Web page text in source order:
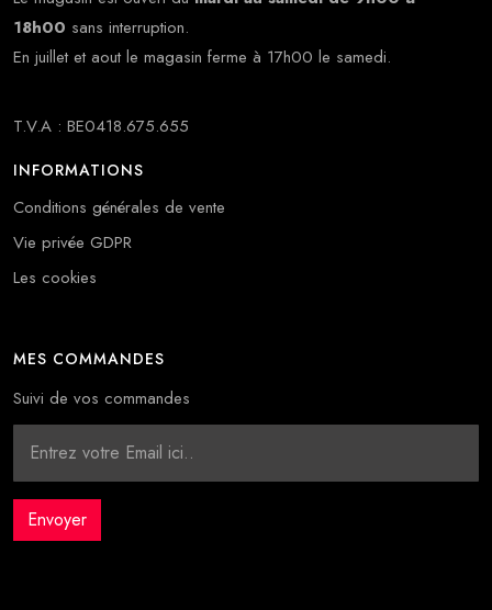
18h00 sans interruption.
En juillet et aout le magasin ferme à 17h00 le samedi.
T.V.A : BE0418.675.655
INFORMATIONS
Conditions générales de vente
Vie privée GDPR
Les cookies
MES COMMANDES
Suivi de vos commandes